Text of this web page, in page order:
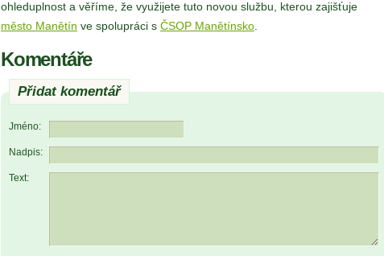
ohleduplnost a věříme, že využijete tuto novou službu, kterou zajišťuje
město Manětín ve spolupráci s ČSOP Manětínsko.
Komentáře
Přidat komentář
Jméno:
Nadpis:
Text: